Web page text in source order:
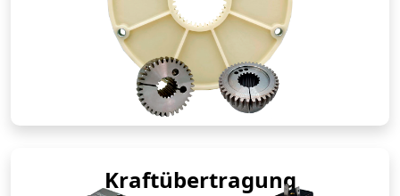
Kraftübertragung